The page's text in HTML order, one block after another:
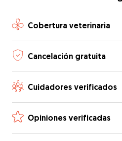
Cobertura veterinaria
Cancelación gratuita
Cuidadores verificados
Opiniones verificadas